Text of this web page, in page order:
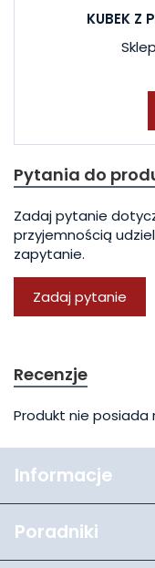
KUBEK Z
Pytania do
Zadaj pytanie
przyjemnością
zapytanie.
Zadaj pytanie
Recenzje
Produkt nie posiada
Informacje
Poradniki